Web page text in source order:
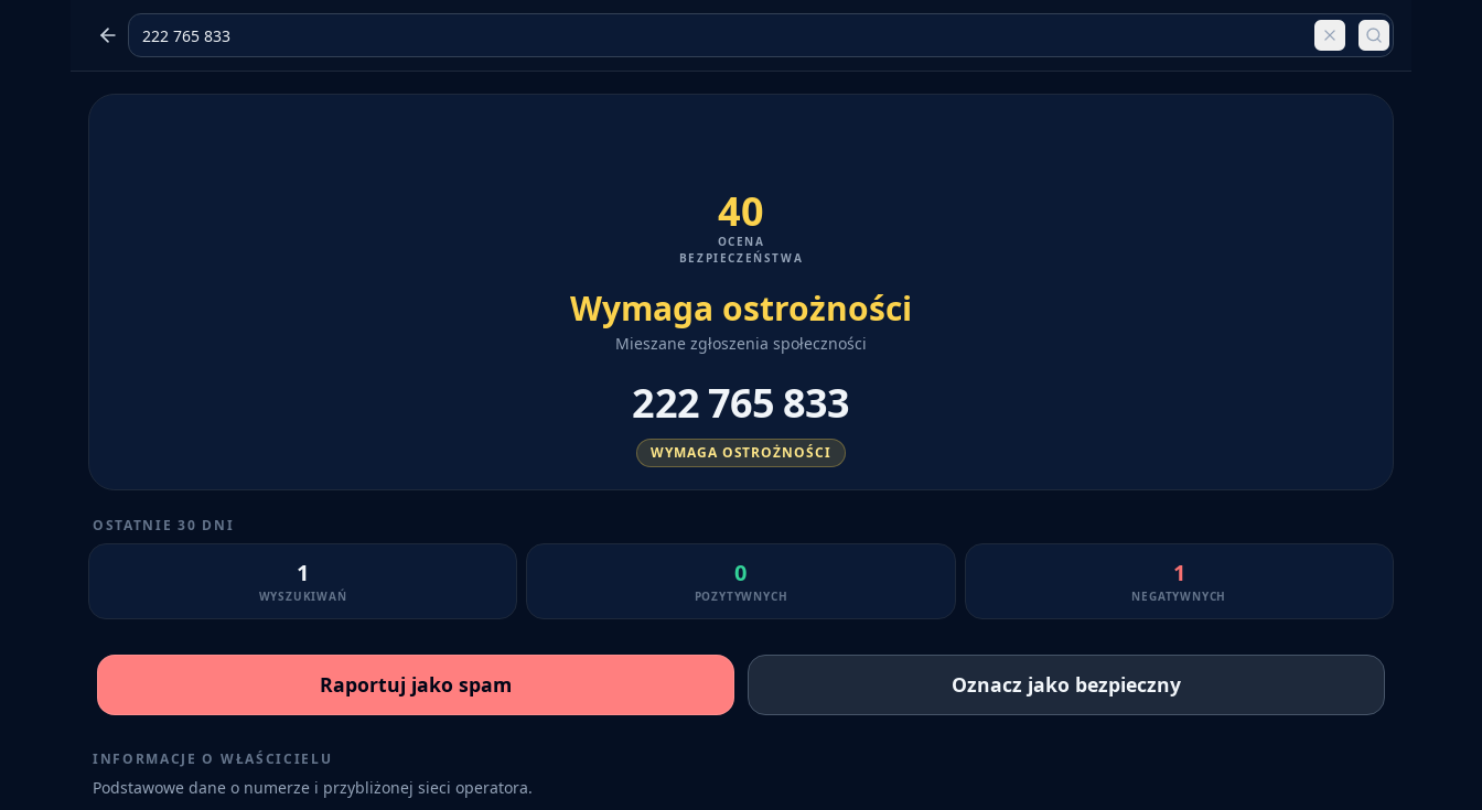
40
OCENA
BEZPIECZEŃSTWA
Wymaga ostrożności
Mieszane zgłoszenia społeczności
222 765 833
WYMAGA OSTROŻNOŚCI
OSTATNIE 30 DNI
1
WYSZUKIWAŃ
0
POZYTYWNYCH
1
NEGATYWNYCH
Raportuj jako spam Oznacz jako bezpieczny
INFORMACJE O WŁAŚCICIELU
Podstawowe dane o numerze i przybliżonej sieci operatora.